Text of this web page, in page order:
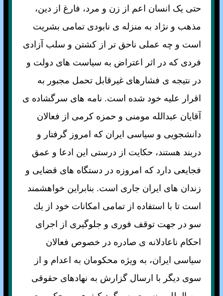
حتی يک انسان اعم از زن و مرد، فارغ از دين،
مذهب و نژاد به منزله ی نابودی تمامی بشريت
است و چه عملی ناحق تر از كشتن و سلب آزادی
فردی كه در اثر اعتراض به سياست های دولت و
در نتيجه ی فشارهای غيرقابل تحمل مجبور به
اقرار عليه خود شده است. نامه های سرگشاده ی
آقايان عبدالله مومنی و حمزه كرمی از فعالان
دانشجويی و سياسی ايران كه امروز گرفتار و
دربند هستند، حكايت از درستی اين ادعا و عمق
فجايعی دارد كه امروزه در دستگاه های قضايی و
زندان های ايران جاری است. بنابراين خواهشمند
است تا با استفاده از تمامی امكانات خود از يك
سو در جهت توقف فوری و جلوگيری از اجرای
احكام ناعادلانه ی صادره در خصوص فعالان
سياسی ايران، به ويژه محكومان به اعدام و از
سوی ديگر با ارسال گزارش به نهادهای حقوقی